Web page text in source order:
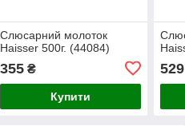
Слюсарний молоток
Haisser 500г. (44084)
355₴
Купити
529